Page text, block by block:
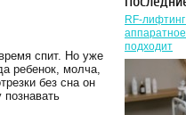
спит. Но уже
ребенок, молча,
без сна он
RF-
подходит